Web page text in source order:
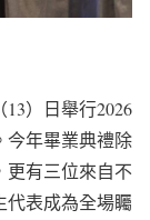
）日舉行2026
今年畢業典禮除
更有三位來自不
代表成為全場矚